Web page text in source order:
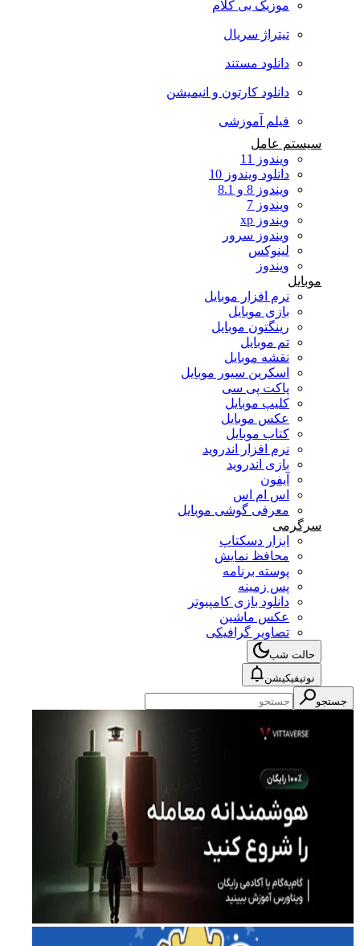
موزیک بی کلام
تیتراژ سریال
دانلود مستند
دانلود کارتون و انیمیشن
فیلم آموزشی
سیستم عامل
ویندوز 11
دانلود ویندوز 10
ویندوز 8 و 8.1
ویندوز 7
ویندوز xp
ویندوز سرور
لینوکس
ویندوز
موبایل
نرم افزار موبایل
بازی موبایل
رینگتون موبایل
تم موبایل
نقشه موبایل
اسکرین سیور موبایل
پاکت پی سی
کلیپ موبایل
عکس موبایل
کتاب موبایل
نرم افزار اندروید
بازی اندروید
آیفون
اس ام اس
معرفی گوشی موبایل
سرگرمی
ابزار دسکتاپ
محافظ نمایش
پوسته برنامه
پس زمینه
دانلود بازی کامپیوتر
عکس ماشین
تصاویر گرافیکی
حالت شب
نوتیفیکیشن
جستجو